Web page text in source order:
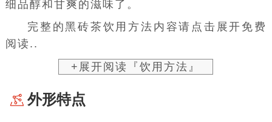
细品醇和甘爽的滋味了。
完整的黑砖茶饮用方法内容请点击展开免费
阅读..
+展开阅读『饮用方法』
外形特点